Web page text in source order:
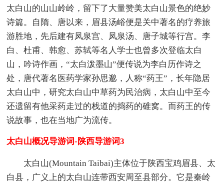
太白山的山山岭岭，留下了大量赞美太白山景色的绝妙
诗篇。自隋、唐以来，眉县汤峪便是关中著名的疗养旅
游胜地，先后建有凤泉宫、凤泉汤、唐子城等行宫。李
白、杜甫、韩愈、苏轼等名人学士也曾多次登临太白
山，吟诗作画，“太白泼墨山”便传说为李白历作诗之
处，唐代著名医药学家孙思邈，人称“药王”，长年隐居
太白山中，研究太白山中草药为民治病，太白山中至今
还遗留有他采药走过的栈道的捣药的碓窝。而药王的传
说故事，也在当地广为流传。
太白山概况导游词-陕西导游词3
太白山(Mountain Taibai)主体位于陕西宝鸡眉县、太
白县，广义上的太白山连带西安周至县部分。它是秦岭